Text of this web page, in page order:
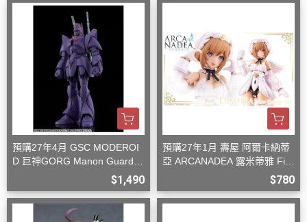
預購27年4月 GSC MODEROI
D 巨神GORG Manon Guardia
$1,490
預購27年1月 壽屋 阿爾卡納蒂
亞 ARCANADEA 露米蒂雅 Firs
$780